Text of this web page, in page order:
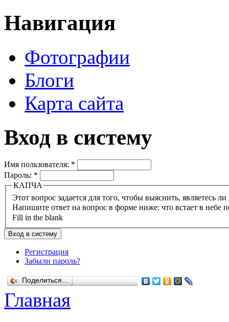
Навигация
Фотографии
Блоги
Карта сайта
Вход в систему
Имя пользователя: *
Пароль: *
КАПЧА
Напишите ответ на вопрос в форме ниже: что встает в небе
Fill in the blank
Регистрация
Забыли пароль?
Поделиться…
Главная